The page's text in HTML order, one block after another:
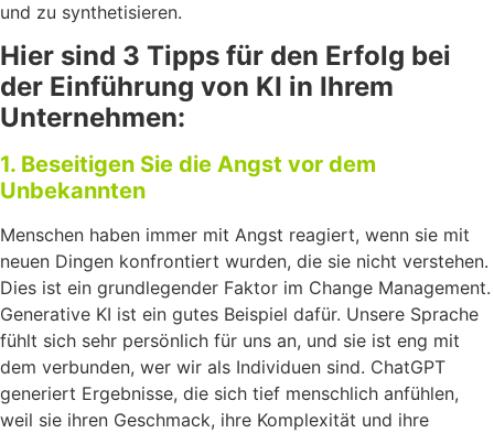
und zu synthetisieren.
Hier sind 3 Tipps für den Erfolg bei
der Einführung von KI in Ihrem
Unternehmen:
1. Beseitigen Sie die Angst vor dem
Unbekannten
Menschen haben immer mit Angst reagiert, wenn sie mit
neuen Dingen konfrontiert wurden, die sie nicht verstehen.
Dies ist ein grundlegender Faktor im Change Management.
Generative KI ist ein gutes Beispiel dafür. Unsere Sprache
fühlt sich sehr persönlich für uns an, und sie ist eng mit
dem verbunden, wer wir als Individuen sind. ChatGPT
generiert Ergebnisse, die sich tief menschlich anfühlen,
weil sie ihren Geschmack, ihre Komplexität und ihre